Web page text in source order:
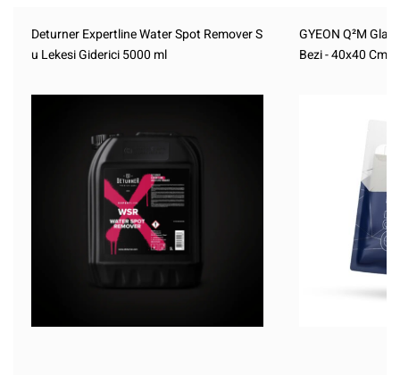
Deturner Expertline Water Spot Remover S
u Lekesi Giderici 5000 ml
GYEON Q²M
Bezi - 40x40 Cm